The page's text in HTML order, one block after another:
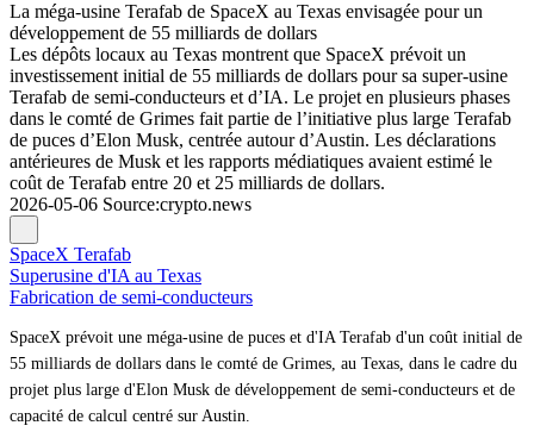
La méga-usine Terafab de SpaceX au Texas envisagée pour un
développement de 55 milliards de dollars
Les dépôts locaux au Texas montrent que SpaceX prévoit un
investissement initial de 55 milliards de dollars pour sa super-usine
Terafab de semi-conducteurs et d’IA. Le projet en plusieurs phases
dans le comté de Grimes fait partie de l’initiative plus large Terafab
de puces d’Elon Musk, centrée autour d’Austin. Les déclarations
antérieures de Musk et les rapports médiatiques avaient estimé le
coût de Terafab entre 20 et 25 milliards de dollars.
2026-05-06 Source:crypto.news
SpaceX Terafab
Superusine d'IA au Texas
Fabrication de semi-conducteurs
SpaceX prévoit une méga-usine de puces et d'IA Terafab d'un coût initial de
55 milliards de dollars dans le comté de Grimes, au Texas, dans le cadre du
projet plus large d'Elon Musk de développement de semi-conducteurs et de
capacité de calcul centré sur Austin.